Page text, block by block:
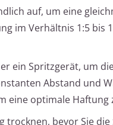
auf, um eine
im Verhältnis 1:5 bis
ein Spritzgerät, um
Abstand und
eine optimale Haftung
trocknen, bevor Sie